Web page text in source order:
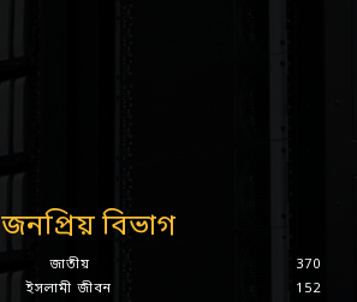
জনপ্রিয় বিভাগ
জাতীয়
370
ইসলামী জীবন
152